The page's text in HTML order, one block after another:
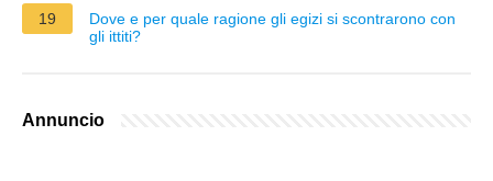
19
Dove e per quale ragione gli egizi si scontrarono con
gli ittiti?
Annuncio